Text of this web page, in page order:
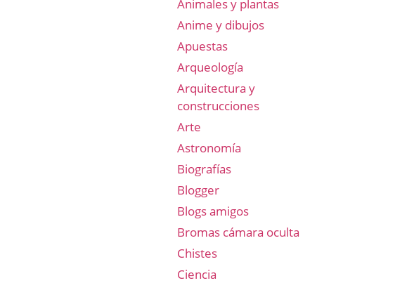
Animales y plantas
Anime y dibujos
Apuestas
Arqueología
Arquitectura y
construcciones
Arte
Astronomía
Biografías
Blogger
Blogs amigos
Bromas cámara oculta
Chistes
Ciencia